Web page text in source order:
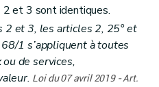
2 et 3 sont identiques.
2 et 3, les articles 2, 25° et
1 s’appliquent à toutes
de services,
Loi du 07 avril 2019 - Art.